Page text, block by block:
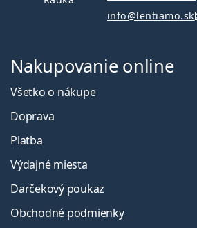
info@lentiamo.sk
Nakupovanie online
Všetko o nákupe
Doprava
Platba
Výdajné miesta
Darčekový poukaz
Obchodné podmienky